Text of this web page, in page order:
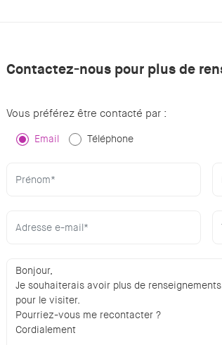
Contactez-nous pour plus de
Vous préférez être contacté par :
Email Téléphone